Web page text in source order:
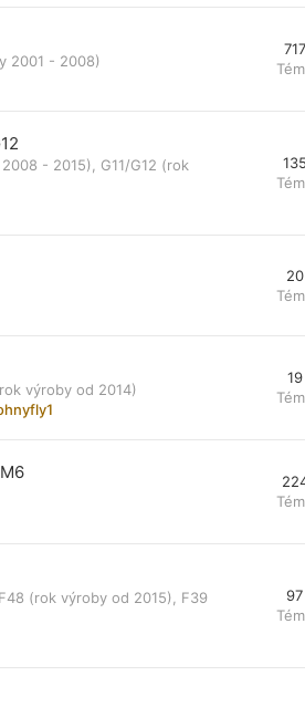
2001 - 2008)
717
- 2015), G11/G12 (rok
135
20
výroby od 2014)
19
(rok výroby od 2015), F39
97